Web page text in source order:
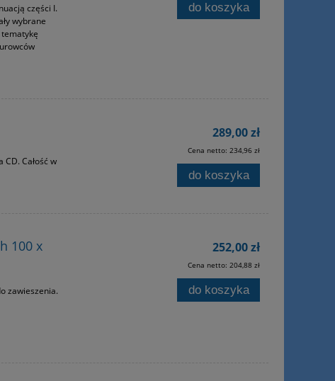
części I.
wybrane
do koszyka
Całość w
289,00 zł
Cena netto: 234,96 zł
do koszyka
100 x
zawieszenia.
252,00 zł
Cena netto: 204,88 zł
do koszyka